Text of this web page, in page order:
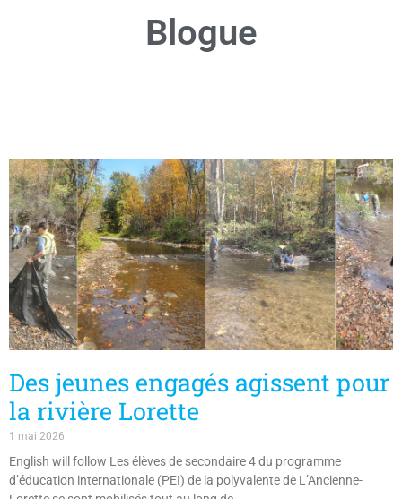
Blogue
Des jeunes engagés agissent pour
la rivière Lorette
English will follow Les élèves de secondaire 4 du programme
d’éducation internationale (PEI) de la polyvalente de L’Ancienne-
Lorette se sont mobilisés tout au long de